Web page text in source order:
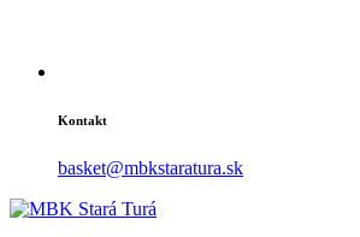
Kontakt
basket@mbkstaratura.sk